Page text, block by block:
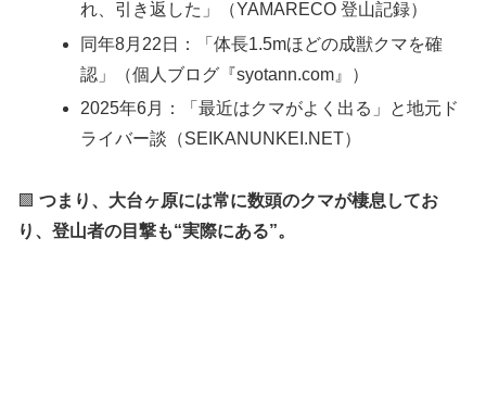
れ、引き返した」（YAMARECO 登山記録）
同年8月22日：「体長1.5mほどの成獣クマを確
認」（個人ブログ『syotann.com』）
2025年6月：「最近はクマがよく出る」と地元ド
ライバー談（SEIKANUNKEI.NET）
🟩 つまり、大台ヶ原には常に数頭のクマが棲息してお
り、登山者の目撃も“実際にある”。